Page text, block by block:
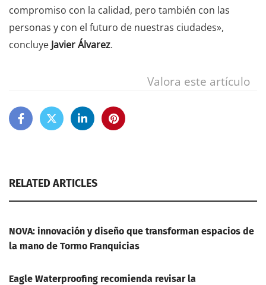
compromiso con la calidad, pero también con las
personas y con el futuro de nuestras ciudades»,
concluye Javier Álvarez.
Valora este artículo
RELATED ARTICLES
NOVA: innovación y diseño que transforman espacios de
la mano de Tormo Franquicias
Eagle Waterproofing recomienda revisar la